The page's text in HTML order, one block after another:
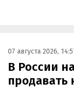
07 августа 2026,
В России